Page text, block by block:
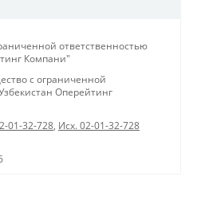
ответственностью
Компани"
с ограниченной
Оперейтинг
01-32-728, Исх. 02-01-32-728